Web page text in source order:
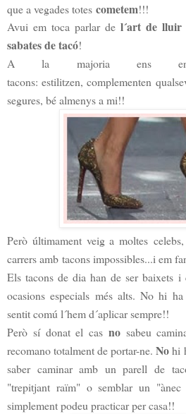
que a vegades totes cometem!!!
Avui em toca parlar de l´art de lluir
sabates de tacó!
A la majoria ens
tacons: estilitzen, complementen
segures, bé almenys a mi!!
Però últimament veig a moltes celebs,
carrers amb tacons impossibles...i em
Els tacons de dia han de ser baixets
ocasions especials més alts. No hi
sentit comú l´hem d´aplicar sempre!!
Però sí donat el cas nosabeu
recomano totalment de portar-ne.Nohi
saber caminar amb un parell de
"trepitjant raïm" o semblar un
simplement podeu practicar per casa!!